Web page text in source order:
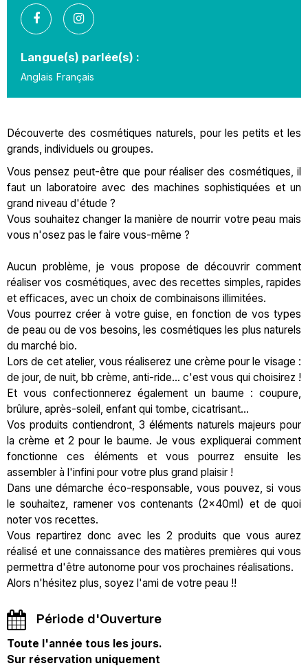
Langue(s) parlée(s) :
Anglais Français
Découverte des cosmétiques naturels, pour les petits et les
grands, individuels ou groupes.
Vous pensez peut-être que pour réaliser des cosmétiques, il
faut un laboratoire avec des machines sophistiquées et un
grand niveau d'étude ?
Vous souhaitez changer la manière de nourrir votre peau mais
vous n'osez pas le faire vous-même ?
Aucun problème, je vous propose de découvrir comment
réaliser vos cosmétiques, avec des recettes simples, rapides
et efficaces, avec un choix de combinaisons illimitées.
Vous pourrez créer à votre guise, en fonction de vos types
de peau ou de vos besoins, les cosmétiques les plus naturels
du marché bio.
Lors de cet atelier, vous réaliserez une crème pour le visage :
de jour, de nuit, bb crème, anti-ride... c'est vous qui choisirez !
Et vous confectionnerez également un baume : coupure,
brûlure, après-soleil, enfant qui tombe, cicatrisant...
Vos produits contiendront, 3 éléments naturels majeurs pour
la crème et 2 pour le baume. Je vous expliquerai comment
fonctionne ces éléments et vous pourrez ensuite les
assembler à l'infini pour votre plus grand plaisir !
Dans une démarche éco-responsable, vous pouvez, si vous
le souhaitez, ramener vos contenants (2x40ml) et de quoi
noter vos recettes.
Vous repartirez donc avec les 2 produits que vous aurez
réalisé et une connaissance des matières premières qui vous
permettra d'être autonome pour vos prochaines réalisations.
Alors n'hésitez plus, soyez l'ami de votre peau !!
Période d'Ouverture
Toute l'année tous les jours.
Sur réservation uniquement